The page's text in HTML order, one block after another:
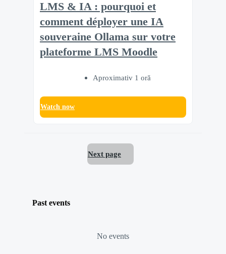
LMS & IA : pourquoi et
comment déployer une IA
souveraine Ollama sur votre
plateforme LMS Moodle
Aproximativ 1 oră
Watch now
Next page
Past events
No events